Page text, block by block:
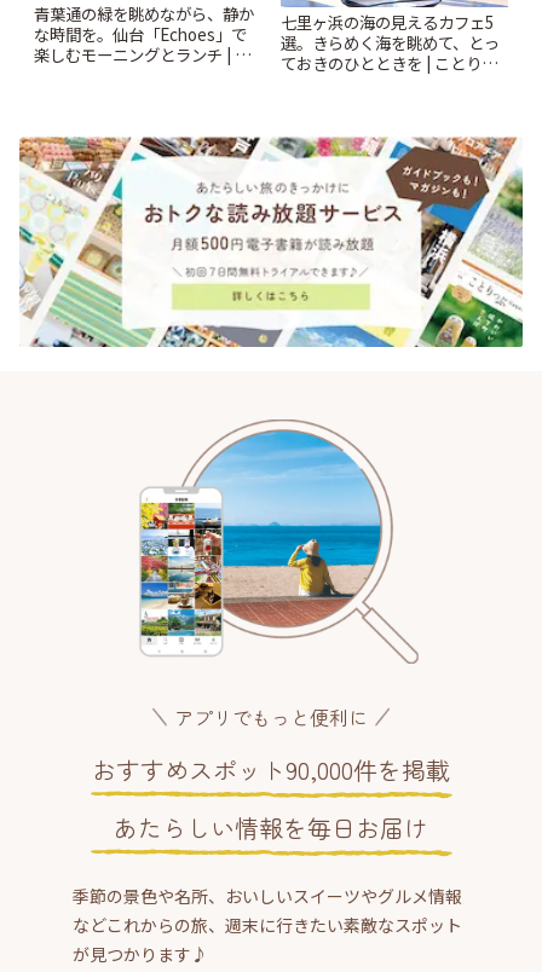
青葉通の緑を眺めながら、静か
な時間を。仙台「Echoes」で
楽しむモーニングとランチ | こ
七里ヶ浜の海の見えるカフェ5
選。きらめく海を眺めて、とっ
ておきのひとときを | ことりっ
アプリでもっと便利に
おすすめスポット90,000件を掲載
あたらしい情報を毎日お届け
季節の景色や名所、おいしいスイーツやグルメ情報
などこれからの旅、週末に行きたい素敵なスポット
が見つかります♪